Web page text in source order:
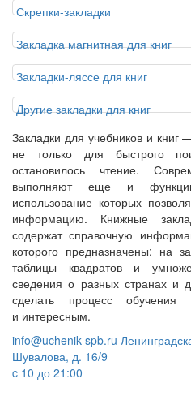
Скрепки-закладки
Закладка магнитная для книг
Закладки-ляссе для книг
Другие закладки для книг
Закладки для учебников и книг
не только для быстрого
остановилось чтение.
выполняют еще и
использование которых
информацию. Книжные
содержат справочную
которого предназначены: на
таблицы квадратов и
сведения о разных странах и
сделать процесс
и интересным.
info@uchenik-spb.ru
Шувалова, д. 16/9
c 10 до 21:00